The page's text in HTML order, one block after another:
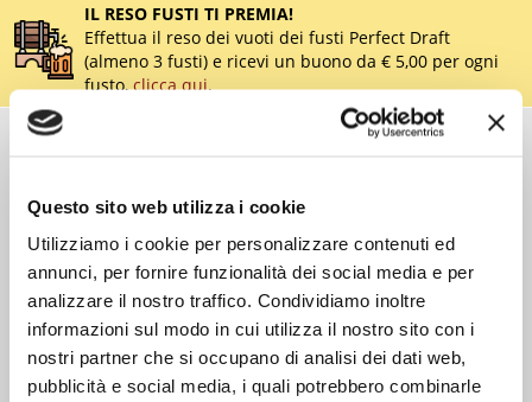
Questo sito web utilizza i cookie
Utilizziamo i cookie per personalizzare contenuti ed
annunci, per fornire funzionalità dei social media e per
analizzare il nostro traffico. Condividiamo inoltre
informazioni sul modo in cui utilizza il nostro sito con i
nostri partner che si occupano di analisi dei dati web,
pubblicità e social media, i quali potrebbero combinarle
IL RESO FUSTI TI PREMIA!
Effettua il reso dei vuoti dei fusti Perfect Draft
(almeno 3 fusti) e ricevi un buono da € 5,00 per ogni
fusto,clicca qui.
Consegna standard > € 6,90
GRATISsopra € 59,00
Ordine minimo € 20,00
Spedizioni in 24/48/72 h (giorni lavorativi)